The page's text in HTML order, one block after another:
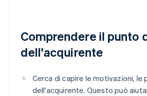
Comprendere il punto
dell'acquirente
Cerca di capire le motivazioni,
dell'acquirente. Questo può